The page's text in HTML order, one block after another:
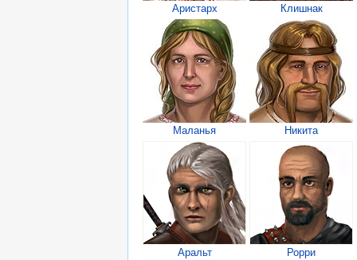
Аристарх Клишнак
Маланья Никита
Аральт Рорри